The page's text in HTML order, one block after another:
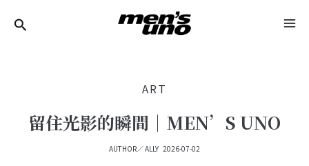
ART
留住光影的瞬間｜MEN’S UNO
AUTHOR／ALLY 2026-07-02
Navigation